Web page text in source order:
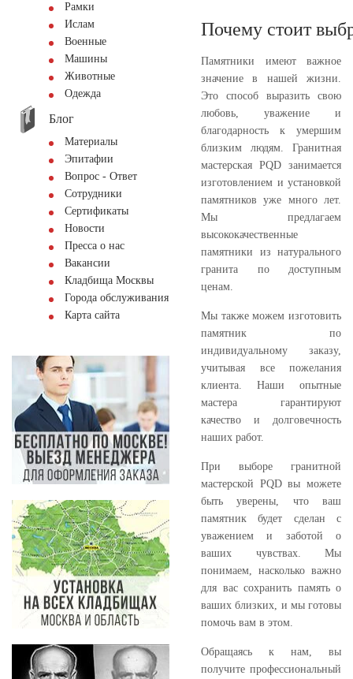
Рамки
Ислам
Военные
Машины
Животные
Одежда
Блог
Материалы
Эпитафии
Вопрос - Ответ
Сотрудники
Сертификаты
Новости
Пресса о нас
Вакансии
Кладбища Москвы
Города обслуживания
Карта сайта
Почему стоит
Памятники имеют важное
значение в нашей жизни.
Это способ выразить свою
любовь, уважение и
благодарность к умершим
близким людям. Гранитная
мастерская PQD занимается
изготовлением и установкой
памятников уже много лет.
Мы предлагаем
высококачественные
памятники из натурального
гранита по доступным
ценам.
Мы также можем изготовить
памятник по
индивидуальному заказу,
учитывая все пожелания
клиента. Наши опытные
мастера гарантируют
качество и долговечность
наших работ.
При выборе гранитной
мастерской PQD вы можете
быть уверены, что ваш
памятник будет сделан с
уважением и заботой о
ваших чувствах. Мы
понимаем, насколько важно
для вас сохранить память о
ваших близких, и мы готовы
помочь вам в этом.
Обращаясь к нам, вы
получите профессиональный